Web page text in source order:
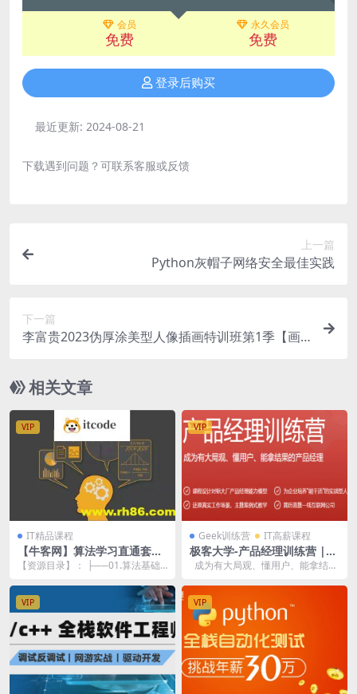
会员
免费
永久会员
免费
登录后购买
最近更新: 2024-08-21
下载遇到问题？可联系客服或反馈
上一篇
Python灰帽子网络安全最佳实践
下一篇
李富贵2023伪厚涂美型人像插画特训班第1季【画
相关文章
VIP
IT精品课程
【牛客网】算法学习直通套餐
– 带源码课件
【资源目录】： ├──01.算法基础
识复杂...
VIP
Geek训练营 IT高薪课程
极客大学-产品经理训练营 |
完结
成为有大局观、懂用户、能拿结果
VIP VIP